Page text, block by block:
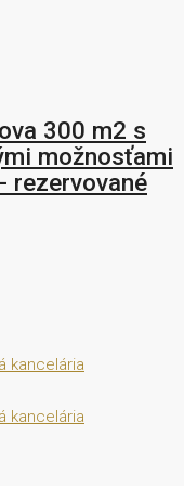
300 m2 s
možnosťami
rezervované
kancelária
kancelária